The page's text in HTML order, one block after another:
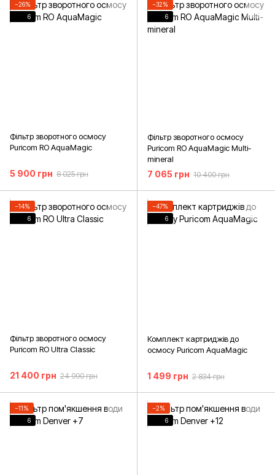
−26%
6
Фільтр зворотного осмосу
Puricom RO AquaMagic
5 900 грн 8 025 грн
−32%
6
Фільтр зворотного осмосу
Puricom RO AquaMagic Multi-
mineral
7 065 грн 10 400 грн
−14%
6
Фільтр зворотного осмосу
Puricom RO Ultra Classic
21 400 грн 24 990 грн
−47%
6
Комплект картриджів до
осмосу Puricom AquaMagic
1 499 грн 2 834 грн
−11%
6
−2%
6